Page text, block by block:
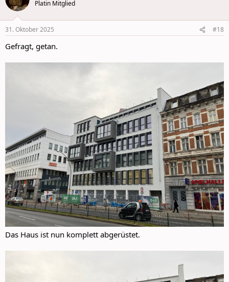
i
s
Platin Mitglied
31. Oktober 2025 #18
Gefragt, getan.
Das Haus ist nun komplett abgerüstet.